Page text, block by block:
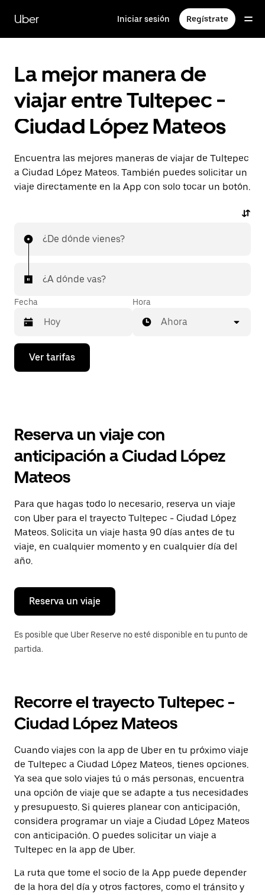
contenido
principal
Uber Iniciar sesión Regístrate
La mejor manera de
viajar entre Tultepec -
Ciudad López Mateos
Encuentra las mejores maneras de viajar de Tultepec
a Ciudad López Mateos. También puedes solicitar un
viaje directamente en la App con solo tocar un botón.
¿De dónde vienes?
¿A dónde vas?
Fecha
Presiona
flecha
el
y
selecciona
una
Presiona
la
tecla Esc
para
cerrar
el
calendario.
Hora
Ahora
Ver tarifas
Reserva un viaje con
anticipación a Ciudad López
Mateos
Para que hagas todo lo necesario, reserva un viaje
con Uber para el trayecto Tultepec - Ciudad López
Mateos. Solicita un viaje hasta 90 días antes de tu
viaje, en cualquier momento y en cualquier día del
año.
Reserva un viaje
Es posible que Uber Reserve no esté disponible en tu punto de
partida.
Recorre el trayecto Tultepec -
Ciudad López Mateos
Cuando viajes con la app de Uber en tu próximo viaje
de Tultepec a Ciudad López Mateos, tienes opciones.
Ya sea que solo viajes tú o más personas, encuentra
una opción de viaje que se adapte a tus necesidades
y presupuesto. Si quieres planear con anticipación,
considera programar un viaje a Ciudad López Mateos
con anticipación. O puedes solicitar un viaje a
Tultepec en la app de Uber.
La ruta que tome el socio de la App puede depender
de la hora del día y otros factores, como el tránsito y